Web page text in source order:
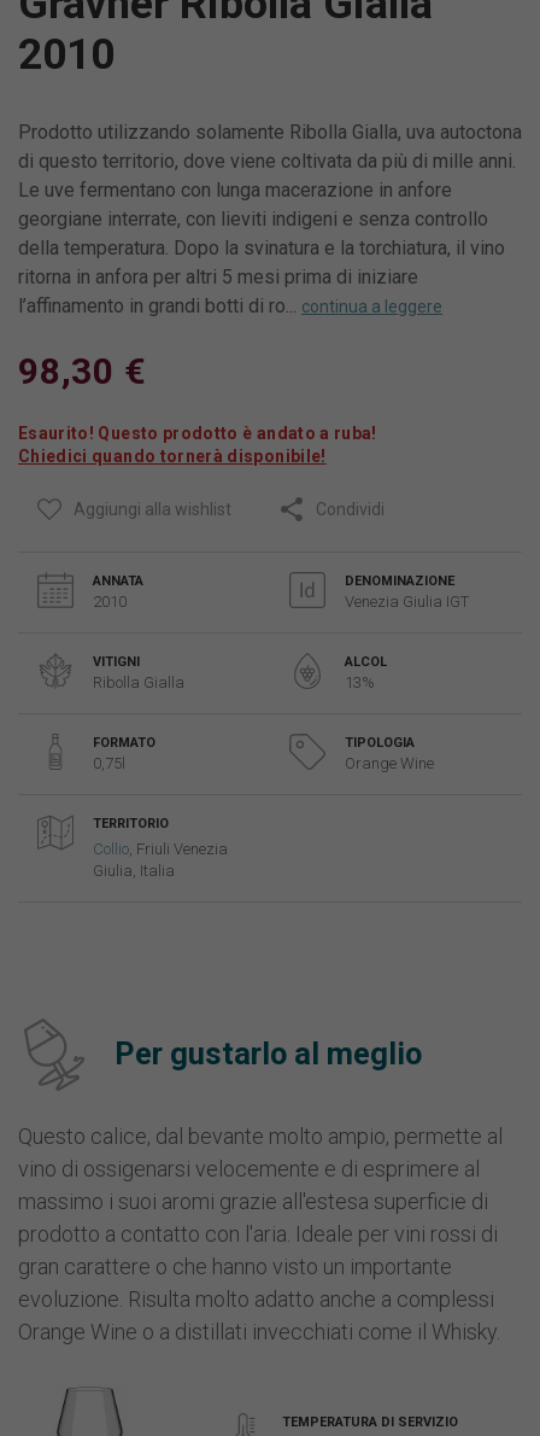
2010
Prodotto utilizzando solamente Ribolla Gialla, uva autoctona
di questo territorio, dove viene coltivata da più di mille anni.
Le uve fermentano con lunga macerazione in anfore
georgiane interrate, con lieviti indigeni e senza controllo
della temperatura. Dopo la svinatura e la torchiatura, il vino
ritorna in anfora per altri 5 mesi prima di iniziare
l’affinamento in grandi botti di ro...
continua a leggere
98,30 €
Esaurito! Questo prodotto è andato a ruba!
Chiedici quando tornerà disponibile!
Aggiungi alla wishlist Condividi
ANNATA
2010
DENOMINAZIONE
Venezia Giulia IGT
VITIGNI
Ribolla Gialla
ALCOL
13%
FORMATO
0,75l
TIPOLOGIA
Orange Wine
TERRITORIO
Collio , Friuli Venezia
Giulia, Italia
Per gustarlo al meglio
Questo calice, dal bevante molto ampio, permette al
vino di ossigenarsi velocemente e di esprimere al
massimo i suoi aromi grazie all'estesa superficie di
prodotto a contatto con l'aria. Ideale per vini rossi di
gran carattere o che hanno visto un importante
evoluzione. Risulta molto adatto anche a complessi
Orange Wine o a distillati invecchiati come il Whisky.
TEMPERATURA DI SERVIZIO